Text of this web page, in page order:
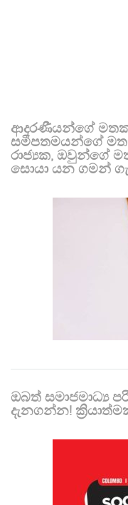
ආදරණීයන්ගේ
සමීපතමයන්ගේ
රාජ්‍යක, ඔවුන්ගේ
සොයා යන ගමන්
ඔබත් සමාජමාධ්‍ය
දැනගන්න!